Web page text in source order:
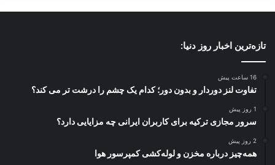
شوند؟
جالب است که به این نکته اشاره کنیم این انتظار
نسل جدید از مراکز مختلف سازمان فرهنگی
هنری شهرداری تهران وجود دارد. نسل جوان
انتظار دارد به واسطه این مراکز مرحله اول
حرفه‌ای شدن خود را طی کنند. وقتی به سابقه
سازمان و حال حاضر آن نگاه کنید شاهد هستید که
تازه‌ترین اخبار روز دنیا:
16 ساعت پیش
تفاوت لنز دوردار و بدون دور؛ کدام یک چشم را درشت تر می کند؟
1 روز پیش
سرور مجازی ترکیه برای کاربران ایرانی چه مزایایی دارد؟
2 روز پیش
همه‌چیز درباره مخزن و لوله‌کشی کمپرسور هوا